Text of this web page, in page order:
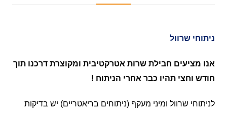
ניתוחי שרוול
אנו מציעים חבילת שרות אטרקטיבית ומקוצרת דרכנו תוך
חודש וחצי תהיו כבר אחרי הניתוח !
לניתוחי שרוול ומיני מעקף (ניתוחים בריאטריים) יש בדיקות